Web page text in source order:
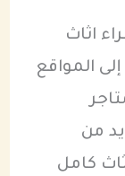
اثاث
المواقع
من
كامل